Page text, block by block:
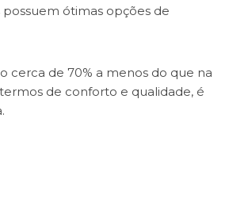
ótimas opções de
cerca de 70% a menos do que na
de conforto e qualidade, é